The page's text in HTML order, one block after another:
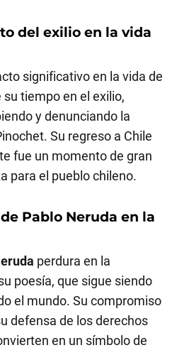
del exilio en la vida
significativo en la vida de
su tiempo en el exilio,
y denunciando la
Su regreso a Chile
fue un momento de gran
para el pueblo chileno.
Pablo Neruda en la
perdura en la
poesía, que sigue siendo
el mundo. Su compromiso
defensa de los derechos
en un símbolo de